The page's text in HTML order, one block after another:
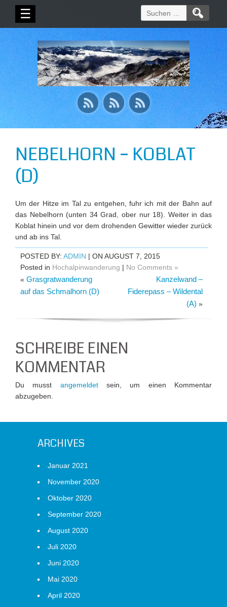
☰
Suchen
nach:
NEBELHORN – KOBLAT
(D)
Um der Hitze im Tal zu entgehen, fuhr ich mit der Bahn auf
das Nebelhorn (unten 34 Grad, ober nur 18). Weiter in das
Koblat hinein und vor dem drohenden Gewitter wieder zurück
und ab ins Tal.
POSTED BY: ADMIN | ON AUGUST 7, 2015
Posted in Hochalpinwanderung | No Comments »
« Grasgratwanderung
auf das Schmalhorn (D)
Kanzelwand –
Fiderepass – Wildental
(A) »
SCHREIBE EINEN
KOMMENTAR
Du musst angemeldetsein, um einen Kommentar
abzugeben.
ARCHIVES
Januar 2021
November 2020
Oktober 2020
September 2020
August 2020
Juli 2020
Juni 2020
Mai 2020
April 2020